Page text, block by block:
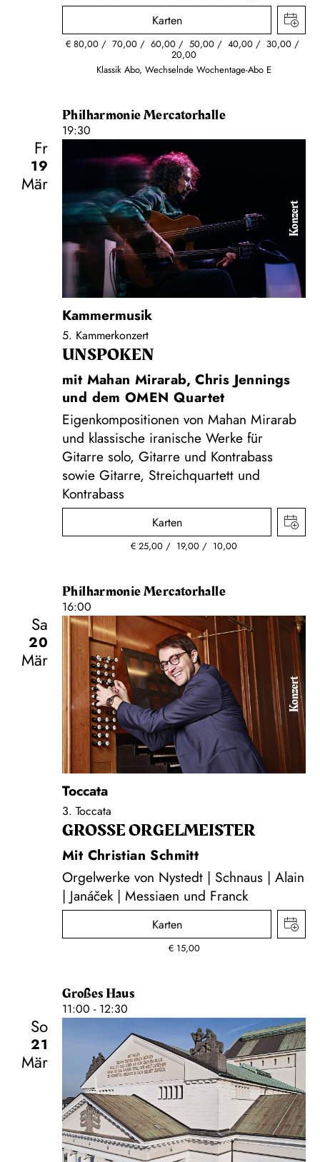
Karten
€ 80,00 70,00 60,00 50,00 40,00 30,00
20,00
Klassik Abo, Wechselnde Wochentage-Abo E
Philharmonie Mercatorhalle
19:30
Fr
19
Mär
Konzert
Kammermusik
5. Kammerkonzert
UNSPOKEN
mit Mahan Mirarab, Chris Jennings
und dem OMEN Quartet
Eigenkompositionen von Mahan Mirarab
und klassische iranische Werke für
Gitarre solo, Gitarre und Kontrabass
sowie Gitarre, Streichquartett und
Kontrabass
Karten
€ 25,00 19,00 10,00
Philharmonie Mercatorhalle
16:00
Sa
20
Mär
Konzert
Toccata
3. Toccata
GROSSE ORGEL­MEISTER
Mit Christian Schmitt
Orgelwerke von Nystedt | Schnaus | Alain
| Janáček | Messiaen und Franck
Karten
€ 15,00
Großes Haus
11:00 - 12:30
So
21
Mär